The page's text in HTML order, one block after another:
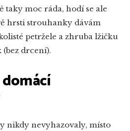
taky moc ráda, hodí se ale
hrsti strouhanky dávám
petržele a zhruba lžičku
(bez drcení).
nikdy nevyhazovaly, místo